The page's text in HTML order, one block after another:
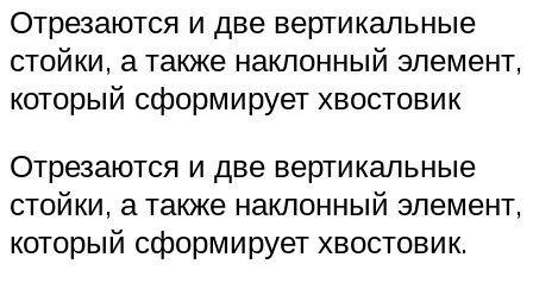
Отрезаются и две вертикальные
стойки, а также наклонный элемент,
который сформирует хвостовик
Отрезаются и две вертикальные
стойки, а также наклонный элемент,
который сформирует хвостовик.